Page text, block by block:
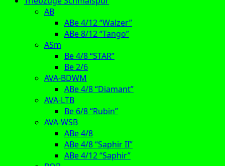
AB
ABe 4/12 “Walzer”
ABe 8/12 “Tango”
ASm
Be 4/8 “STAR”
Be 2/6
AVA-BDWM
ABe 4/8 “Diamant”
AVA-LTB
Be 6/8 “Rubin”
AVA-WSB
ABe 4/8
ABe 4/8 “Saphir II”
ABe 4/12 “Saphir”